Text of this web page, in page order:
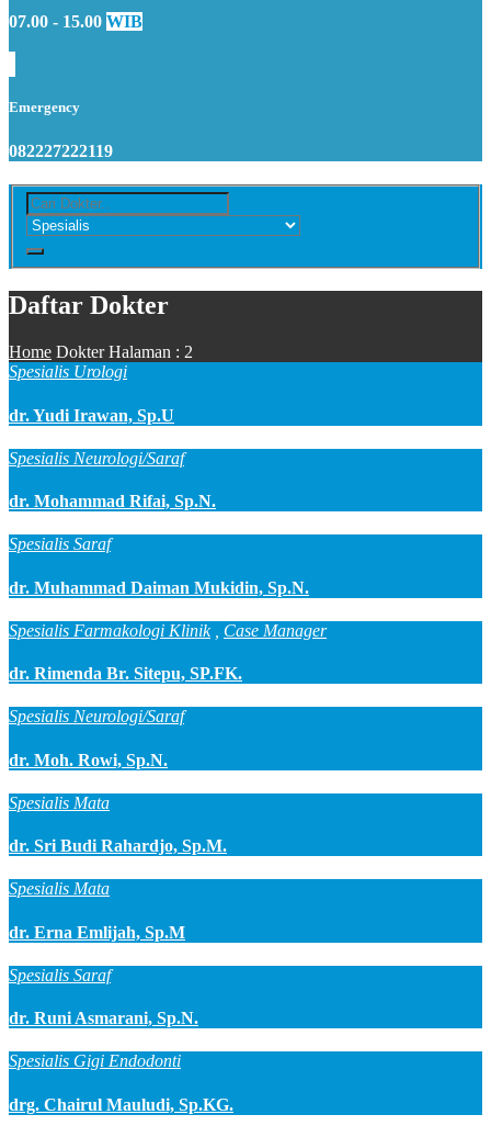
07.00 - 15.00 WIB
Emergency
082227222119
Daftar Dokter
Home Dokter Halaman : 2
Spesialis Urologi
dr. Yudi Irawan, Sp.U
Spesialis Neurologi/Saraf
dr. Mohammad Rifai, Sp.N.
Spesialis Saraf
dr. Muhammad Daiman Mukidin, Sp.N.
Spesialis Farmakologi Klinik, Case Manager
dr. Rimenda Br. Sitepu, SP.FK.
Spesialis Neurologi/Saraf
dr. Moh. Rowi, Sp.N.
Spesialis Mata
dr. Sri Budi Rahardjo, Sp.M.
Spesialis Mata
dr. Erna Emlijah, Sp.M
Spesialis Saraf
dr. Runi Asmarani, Sp.N.
Spesialis Gigi Endodonti
drg. Chairul Mauludi, Sp.KG.